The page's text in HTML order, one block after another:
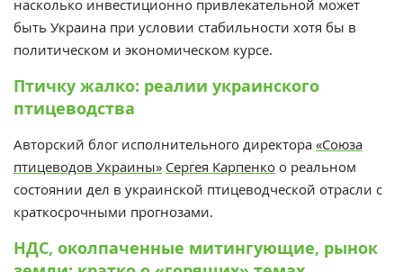
насколько инвестиционно привлекательной может
быть Украина при условии стабильности хотя бы в
политическом и экономическом курсе.
Птичку жалко: реалии украинского
птицеводства
Авторский блог исполнительного директора «Союза
птицеводов Украины» Сергея Карпенко о реальном
состоянии дел в украинской птицеводческой отрасли с
краткосрочными прогнозами.
НДС, околпаченные митингующие, рынок